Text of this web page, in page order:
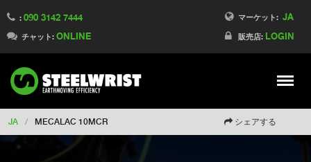
マーケット: JA
販売店: LOGIN
: 090 3142 7444
チャット: ONLINE
Meny
Switch to Finland
Switch to Denmark
Switch to China
Switch to Australia
Change market
JA / MECALAC 10MCR シェアする